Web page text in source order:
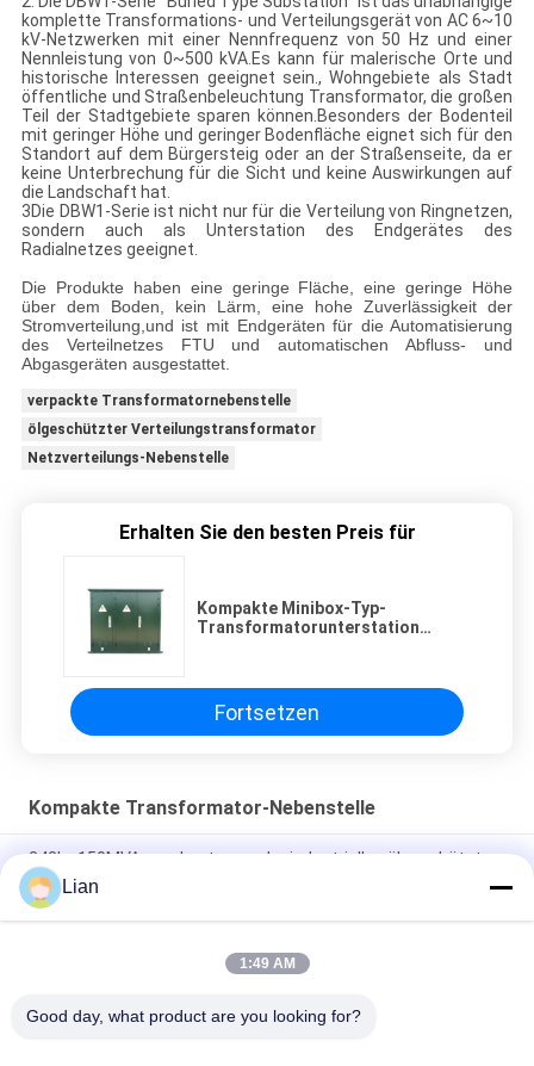
komplette Transformations- und Verteilungsgerät von AC 6~10
kV-Netzwerken mit einer Nennfrequenz von 50 Hz und einer
Nennleistung von 0~500 kVA.Es kann für malerische Orte und
historische Interessen geeignet sein., Wohngebiete als Stadt
öffentliche und Straßenbeleuchtung Transformator, die großen
Teil der Stadtgebiete sparen können.Besonders der Bodenteil
mit geringer Höhe und geringer Bodenfläche eignet sich für den
Standort auf dem Bürgersteig oder an der Straßenseite, da er
keine Unterbrechung für die Sicht und keine Auswirkungen auf
die Landschaft hat.
3Die DBW1-Serie ist nicht nur für die Verteilung von Ringnetzen,
sondern auch als Unterstation des Endgerätes des
Radialnetzes geeignet.
Die Produkte haben eine geringe Fläche, eine geringe Höhe
über dem Boden, kein Lärm, eine hohe Zuverlässigkeit der
Stromverteilung,und ist mit Endgeräten für die Automatisierung
des Verteilnetzes FTU und automatischen Abfluss- und
Abgasgeräten ausgestattet.
verpackte Transformatornebenstelle
ölgeschützter Verteilungstransformator
Netzverteilungs-Nebenstelle
Erhalten Sie den besten Preis für
Kompakte Minibox-Typ-
Transformatorunterstation
Fortsetzen
Kompakte Transformator-Nebenstelle
242kv 150MVA weg Lasts-von der industriellen ölgeschützten
kompakten Transformator-Nebenstelle
Reihe 12kv Zbw fabrizierte kompakte Transformator-
Lian
1:49 AM
Good day, what product are you looking for?